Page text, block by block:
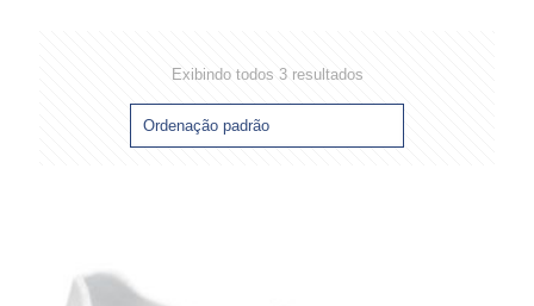
Exibindo todos 3 resultados